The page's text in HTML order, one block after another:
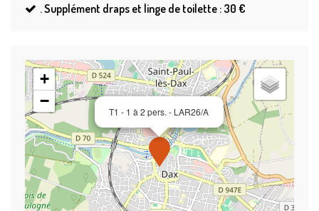
.Supplément draps et linge de toilette : 30 €
T1 - 1 à 2 pers. - LAR26/A
+
−